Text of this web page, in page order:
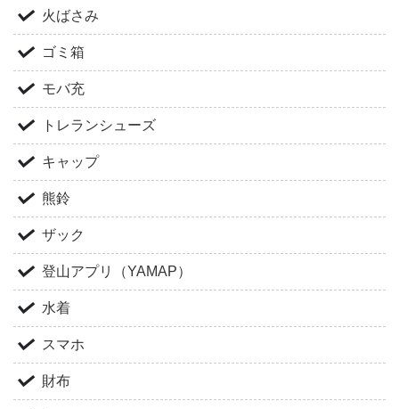
火ばさみ
ゴミ箱
モバ充
トレランシューズ
キャップ
熊鈴
ザック
登山アプリ（YAMAP）
水着
スマホ
財布